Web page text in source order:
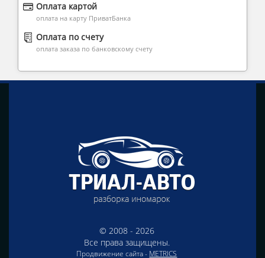
Оплата картой
оплата на карту ПриватБанка
Оплата по счету
оплата заказа по банковскому счету
© 2008 - 2026
Все права защищены.
Продвижение сайта - METRICS